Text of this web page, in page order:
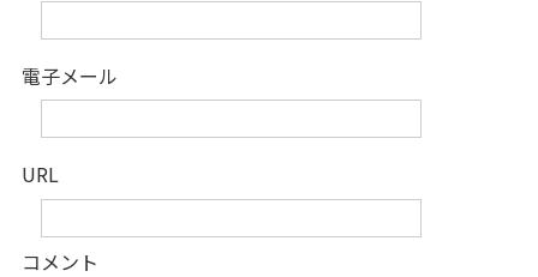
電子メール
URL
コメント